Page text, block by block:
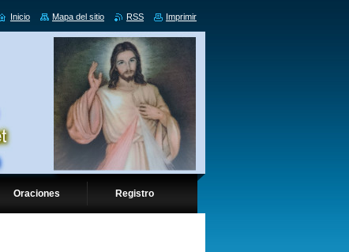
Oraciones Registro
Inicio Mapa del sitio RSS Imprimir